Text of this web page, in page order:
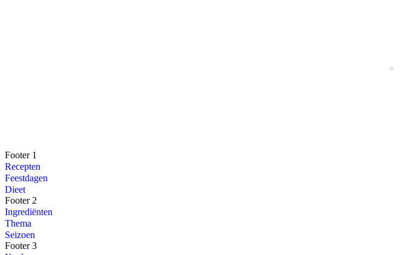
Footer 1
Recepten
Feestdagen
Dieet
Footer 2
Ingrediënten
Thema
Seizoen
Footer 3